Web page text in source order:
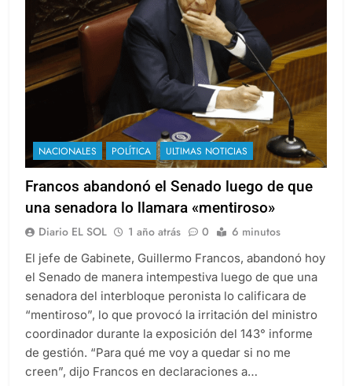
NACIONALES POLÍTICA ULTIMAS NOTICIAS
Francos abandonó el Senado luego de que
una senadora lo llamara «mentiroso»
Diario EL SOL 1 año atrás 0 6 minutos
El jefe de Gabinete, Guillermo Francos, abandonó hoy
el Senado de manera intempestiva luego de que una
senadora del interbloque peronista lo calificara de
“mentiroso”, lo que provocó la irritación del ministro
coordinador durante la exposición del 143° informe
de gestión. “Para qué me voy a quedar si no me
creen”, dijo Francos en declaraciones a…